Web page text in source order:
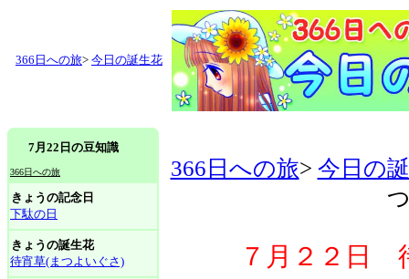
366日への旅> 今日の誕生花
7月22日の豆知識
366日への旅
きょうの記念日
下駄の日
きょうの誕生花
待宵草(まつよいぐさ)
366日への旅> 今日の
７月２２日